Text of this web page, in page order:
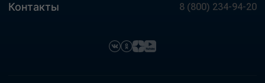
Контакты 8 (800) 234-94-20